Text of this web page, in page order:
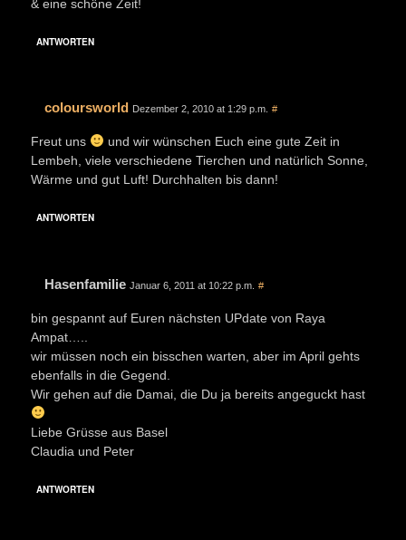
& eine schöne Zeit!
ANTWORTEN
coloursworld Dezember 2, 2010 at 1:29 p.m. #
Freut uns
und wir wünschen Euch eine gute Zeit in
Lembeh, viele verschiedene Tierchen und natürlich Sonne,
Wärme und gut Luft! Durchhalten bis dann!
ANTWORTEN
Hasenfamilie Januar 6, 2011 at 10:22 p.m. #
bin gespannt auf Euren nächsten UPdate von Raya
Ampat…..
wir müssen noch ein bisschen warten, aber im April gehts
ebenfalls in die Gegend.
Wir gehen auf die Damai, die Du ja bereits angeguckt hast
Liebe Grüsse aus Basel
Claudia und Peter
ANTWORTEN